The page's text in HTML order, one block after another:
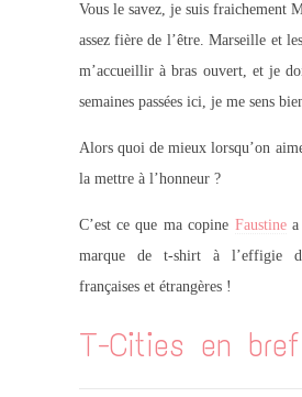
Vous le savez, je suis fraichement
assez fière de l’être. Marseille et
m’accueillir à bras ouvert, et je
semaines passées ici, je me sens
Alors quoi de mieux lorsqu’on
la mettre à l’honneur ?
C’est ce que ma copine Faustinea
marque de t-shirt à l’effigie
françaises et étrangères !
T-Cities en bref